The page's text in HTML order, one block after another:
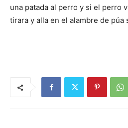
una patada al perro y si el perro
tirara y alla en el alambre de púa